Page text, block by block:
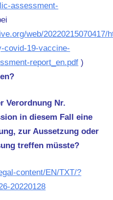
assessment-
web/
covid-19-vaccine-
report_en.pdf )
Verordnung Nr.
in diesem Fall eine
zur Aussetzung oder
treffen müsste?
content/EN/TXT/?
20220128